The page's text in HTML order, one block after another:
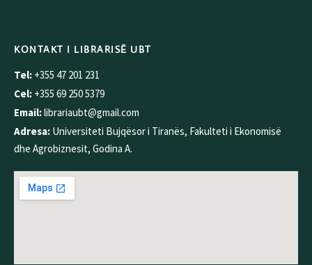
KONTAKT I LIBRARISË UBT
Tel: +355 47 201 231
Cel: +355 69 250 5379
Email:librariaubt@gmail.com
Adresa: Universiteti Bujqësor i Tiranës, Fakulteti i Ekonomisë
dhe Agrobiznesit, Godina A.